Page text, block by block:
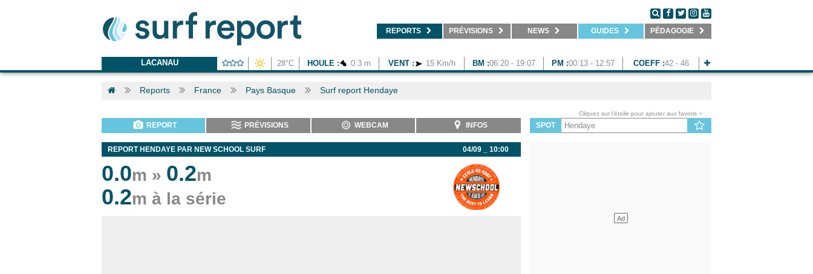
REPORTS PRÉVISIONS NEWS GUIDES PÉDAGOGIE
LACANAU 28°C HOULE : 0.3 m VENT : 15 Km/h BM :06:20 - 19:07 PM :00:13 - 12:57 COEFF :42 - 46
Reports France Pays Basque Surf report Hendaye
REPORT PRÉVISIONS WEBCAM INFOS
04/09 _ 10:00
REPORT HENDAYE PAR NEW SCHOOL SURF
0.0m » 0.2m
0.2m à la série
Cliquez sur l'étoile pour ajouter aux favoris
SPOT